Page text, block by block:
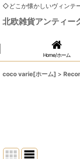
◇どこか懐かしいヴィンテ
北欧雑貨アンティ
Home/ホーム
coco varie[ホーム] >